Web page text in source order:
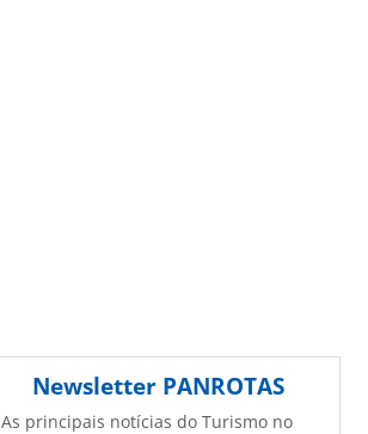
Newsletter PANROTAS
As principais notícias do Turismo no